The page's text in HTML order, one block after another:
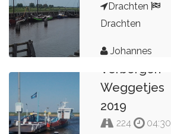
Drachten
Drachten
Johannes
Verborgen
Weggetjes
2019
224
04:30